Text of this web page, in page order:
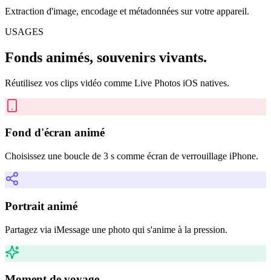
Extraction d'image, encodage et métadonnées sur votre appareil.
USAGES
Fonds animés, souvenirs vivants.
Réutilisez vos clips vidéo comme Live Photos iOS natives.
Fond d'écran animé
Choisissez une boucle de 3 s comme écran de verrouillage iPhone.
Portrait animé
Partagez via iMessage une photo qui s'anime à la pression.